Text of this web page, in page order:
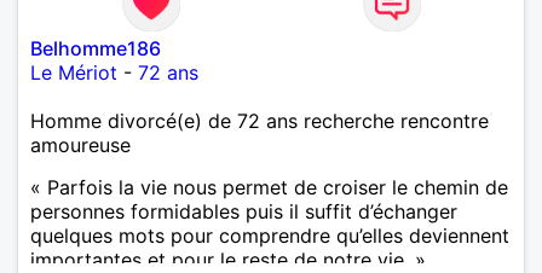
Belhomme186
Le Mériot - 72 ans
Homme divorcé(e) de 72 ans recherche rencontre
amoureuse
« Parfois la vie nous permet de croiser le chemin de
personnes formidables puis il suffit d’échanger
quelques mots pour comprendre qu’elles deviennent
importantes et pour le reste de notre vie. »